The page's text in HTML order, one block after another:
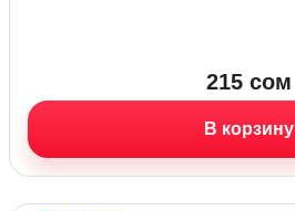
215 сом
В корзину